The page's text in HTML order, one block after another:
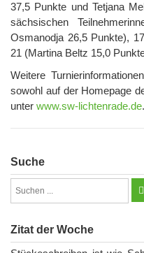
37,5 Punkte und Tetjana
sächsischen
Osmanodja 26,5 Punkte),
21 (Martina Beltz 15,0
Weitere
sowohl auf der Homepage
unter www.sw-lichtenrade.de.
Suche
Zitat der Woche